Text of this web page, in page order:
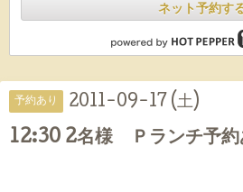
ネット予約す
予約あり 2011-09-17 (土)
12:30 2名様 Ｐランチ予約